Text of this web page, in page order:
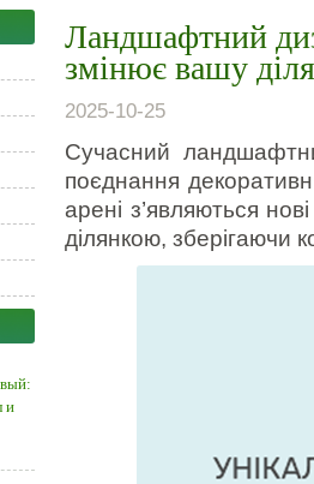
и
Ландшафтний
змінює вашу
2025-10-25
Сучасний
поєднання
арені з’являються
ділянкою, зберігаючи